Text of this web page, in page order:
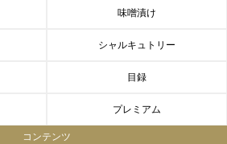
味噌漬け
シャルキュトリー
目録
プレミアム
コンテンツ